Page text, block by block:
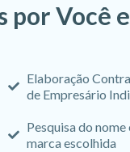
por Você
Elaboração
de Empresário
Pesquisa do
marca escolhida